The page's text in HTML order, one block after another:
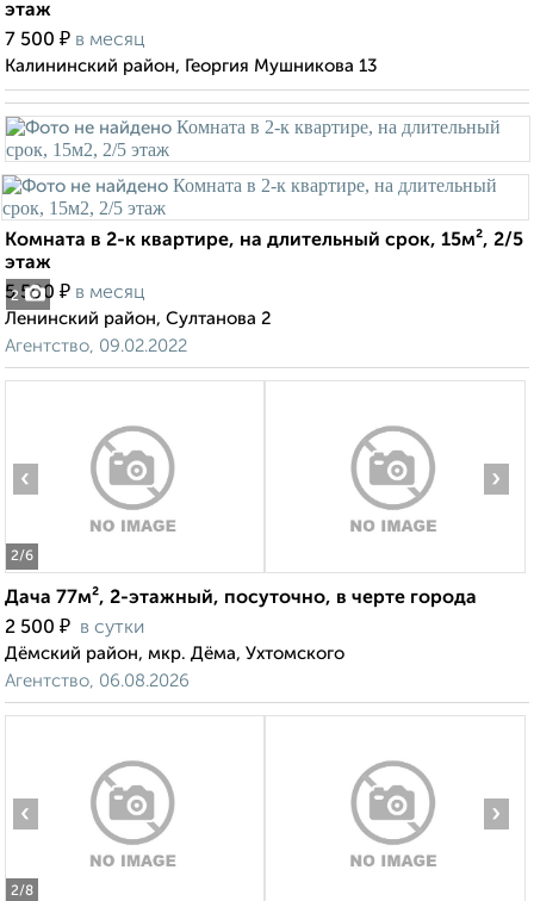
этаж
7 500 ₽ в месяц
Калининский район, Георгия Мушникова 13
2
Комната в 2-к квартире, на длительный срок, 15м², 2/5
этаж
5 500 ₽ в месяц
Ленинский район, Султанова 2
Агентство, 09.02.2022
2/6
‹ ›
Дача 77м², 2-этажный, посуточно, в черте города
2 500 ₽ в сутки
Дёмский район, мкр. Дёма, Ухтомского
Агентство, 06.08.2026
2/8
‹ ›